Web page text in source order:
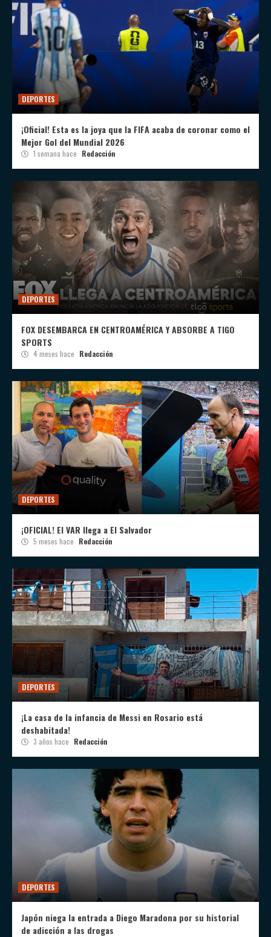
DEPORTES
¡Oficial! Esta es la joya que la FIFA acaba de coronar como el
Mejor Gol del Mundial 2026
1 semana hace Redacción
DEPORTES
FOX DESEMBARCA EN CENTROAMÉRICA Y ABSORBE A TIGO
SPORTS
4 meses hace Redacción
DEPORTES
¡OFICIAL! El VAR llega a El Salvador
5 meses hace Redacción
DEPORTES
¡La casa de la infancia de Messi en Rosario está
deshabitada!
3 años hace Redacción
DEPORTES
Japón niega la entrada a Diego Maradona por su historial
de adicción a las drogas